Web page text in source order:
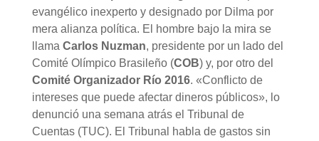
evangélico inexperto y designado por Dilma por
mera alianza política. El hombre bajo la mira se
llama Carlos Nuzman, presidente por un lado del
Comité Olímpico Brasileño (COB) y, por otro del
Comité Organizador Río 2016. «Conflicto de
intereses que puede afectar dineros públicos», lo
denunció una semana atrás el Tribunal de
Cuentas (TUC). El Tribunal habla de gastos sin